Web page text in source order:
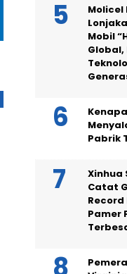
Mobil
Pabrik
Xinhua
Catat
Record
Pamer